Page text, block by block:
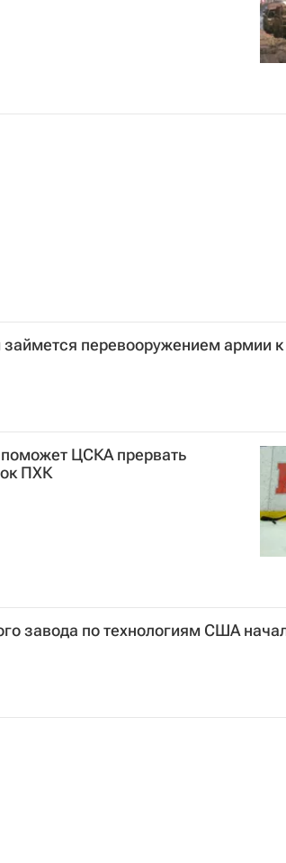
перевооружением армии к
ЦСКА прервать
ПХК
завода по технологиям США